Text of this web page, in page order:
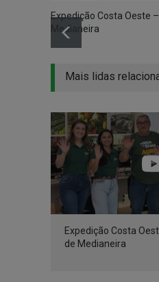
Expedição Costa Oeste
Medianeira
Mais lidas
Expedição Costa
de Medianeira